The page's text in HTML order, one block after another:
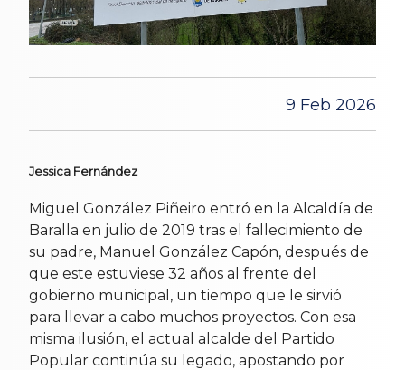
9 Feb 2026
Jessica Fernández
Miguel González Piñeiro entró en la Alcaldía de
Baralla en julio de 2019 tras el fallecimiento de
su padre, Manuel González Capón, después de
que este estuviese 32 años al frente del
gobierno municipal, un tiempo que le sirvió
para llevar a cabo muchos proyectos. Con esa
misma ilusión, el actual alcalde del Partido
Popular continúa su legado, apostando por